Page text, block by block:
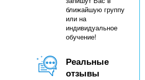
ближайшую группу
или на
индивидуальное
обучение!
Реальные
отзывы